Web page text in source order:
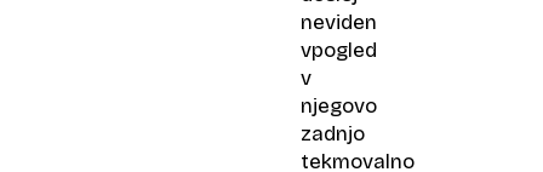
neviden
vpogled
v
njegovo
zadnjo
tekmovalno